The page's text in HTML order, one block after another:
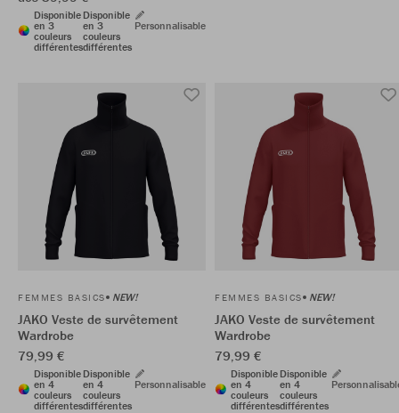
Disponible
en 3
couleurs
différentes
Disponible
en 3
couleurs
différentes
Personnalisable
FEMMES BASICS NEW!
JAKO Veste de survêtement
Wardrobe
79,99 €
Disponible
en 4
couleurs
différentes
Disponible
en 4
couleurs
différentes
Personnalisable
FEMMES BASICS NEW!
JAKO Veste de survêtement
Wardrobe
79,99 €
Disponible
en 4
couleurs
différentes
Disponible
en 4
couleurs
différentes